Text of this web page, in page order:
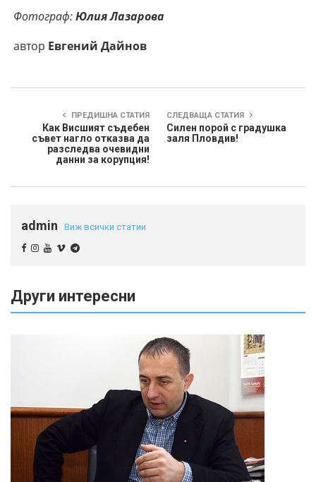
Фотограф:Юлия Лазарова
автор Евгений Дайнов
ПРЕДИШНА СТАТИЯ
Как Висшият съдебен
съвет нагло отказва да
разследва очевидни
данни за корупция!
СЛЕДВАЩА СТАТИЯ
Силен порой с градушка
заля Пловдив!
admin Виж всички статии
Други интересни